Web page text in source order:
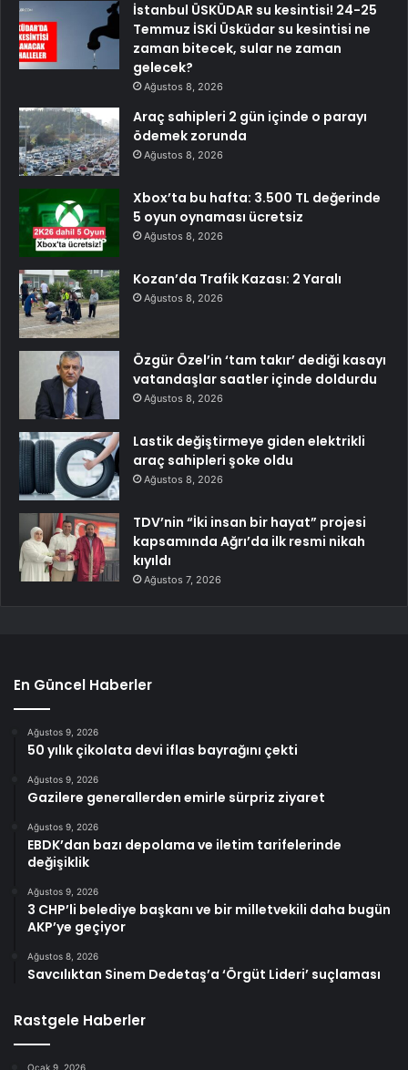
İstanbul ÜSKÜDAR su kesintisi! 24-25
Temmuz İSKİ Üsküdar su kesintisi ne
zaman bitecek, sular ne zaman
gelecek?
Ağustos 8, 2026
Araç sahipleri 2 gün içinde o parayı
ödemek zorunda
Ağustos 8, 2026
Xbox’ta bu hafta: 3.500 TL değerinde
5 oyun oynaması ücretsiz
Ağustos 8, 2026
Kozan’da Trafik Kazası: 2 Yaralı
Ağustos 8, 2026
Özgür Özel’in ‘tam takır’ dediği kasayı
vatandaşlar saatler içinde doldurdu
Ağustos 8, 2026
Lastik değiştirmeye giden elektrikli
araç sahipleri şoke oldu
Ağustos 8, 2026
TDV’nin “İki insan bir hayat” projesi
kapsamında Ağrı’da ilk resmi nikah
kıyıldı
Ağustos 7, 2026
En Güncel Haberler
Ağustos 9, 2026
50 yılık çikolata devi iflas bayrağını çekti
Ağustos 9, 2026
Gazilere generallerden emirle sürpriz ziyaret
Ağustos 9, 2026
EBDK’dan bazı depolama ve iletim tarifelerinde
değişiklik
Ağustos 9, 2026
3 CHP’li belediye başkanı ve bir milletvekili daha bugün
AKP’ye geçiyor
Ağustos 8, 2026
Savcılıktan Sinem Dedetaş’a ‘Örgüt Lideri’ suçlaması
Rastgele Haberler
Ocak 9, 2026